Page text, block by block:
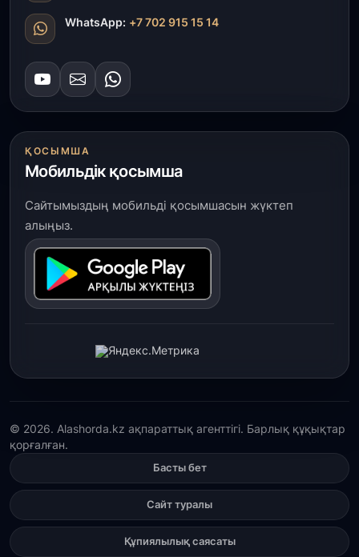
WhatsApp: +7 702 915 15 14
ҚОСЫМША
Мобильдік қосымша
Сайтымыздың мобильді қосымшасын жүктеп
алыңыз.
© 2026. Alashorda.kz ақпараттық агенттігі. Барлық құқықтар
қорғалған.
Басты бет
Сайт туралы
Құпиялылық саясаты